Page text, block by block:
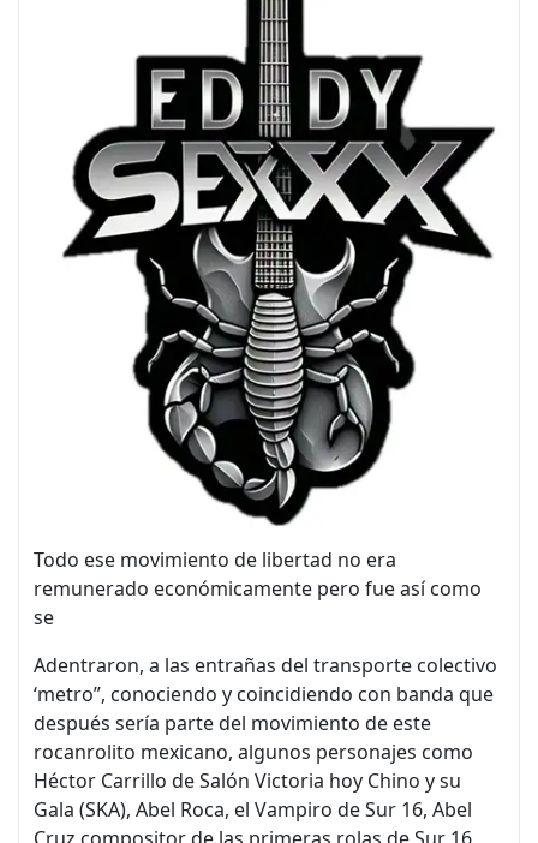
Todo ese movimiento de libertad no era
remunerado económicamente pero fue así como
se
Adentraron, a las entrañas del transporte colectivo
‘metro”, conociendo y coincidiendo con banda que
después sería parte del movimiento de este
rocanrolito mexicano, algunos personajes como
Héctor Carrillo de Salón Victoria hoy Chino y su
Gala (SKA), Abel Roca, el Vampiro de Sur 16, Abel